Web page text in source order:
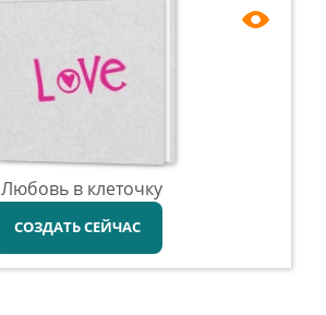
Любовь в клеточку
СОЗДАТЬ СЕЙЧАС